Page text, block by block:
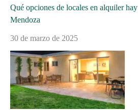
Qué opciones de locales en alquiler
Mendoza
30 de marzo de 2025